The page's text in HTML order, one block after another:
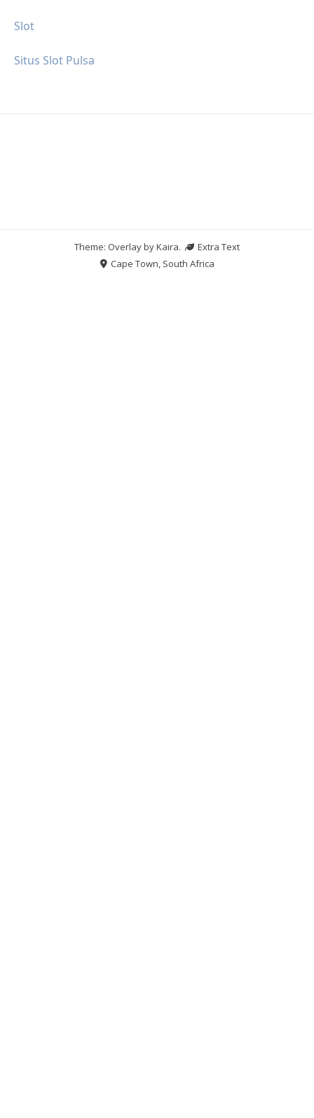
Slot
Situs Slot Pulsa
Theme: Overlay byKaira.
Extra Text
Cape Town, South Africa